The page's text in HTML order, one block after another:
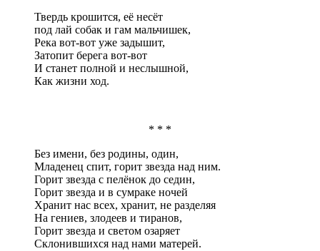
Твердь крошится, её несёт
под лай собак и гам мальчишек,
Река вот-вот уже задышит,
Затопит берега вот-вот
И станет полной и неслышной,
Как жизни ход.
* * *
Без имени, без родины, один,
Младенец спит, горит звезда над ним.
Горит звезда с пелёнок до седин,
Горит звезда и в сумраке ночей
Хранит нас всех, хранит, не разделяя
На гениев, злодеев и тиранов,
Горит звезда и светом озаряет
Склонившихся над нами матерей.